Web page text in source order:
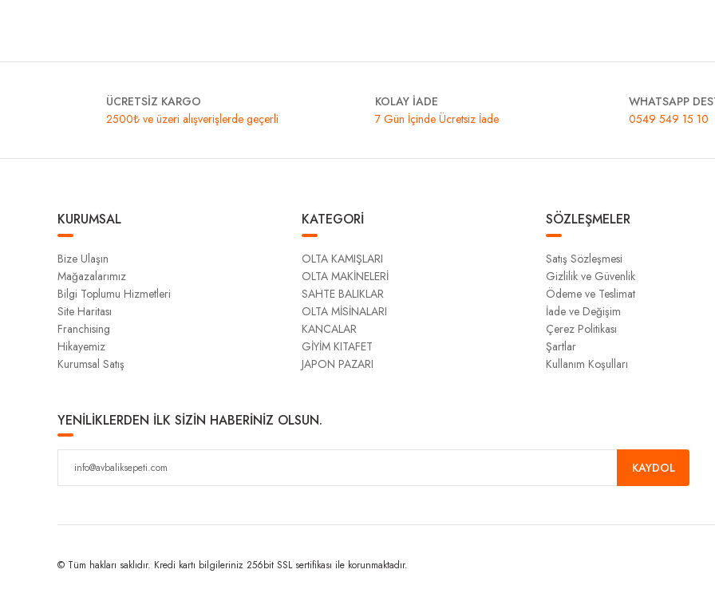
ÜCRETSİZ KARGO
2500₺ ve üzeri alışverişlerde geçerli
KOLAY İADE
7 Gün İçinde Ücretsiz İade
WHATSAPP
0549 549 15 10
KURUMSAL
Bize Ulaşın
Mağazalarımız
Bilgi Toplumu Hizmetleri
Site Haritası
Franchising
Hikayemiz
Kurumsal Satış
KATEGORİ
OLTA KAMIŞLARI
OLTA MAKİNELERİ
SAHTE BALIKLAR
OLTA MİSİNALARI
KANCALAR
GİYİM KITAFET
JAPON PAZARI
SÖZLEŞMELER
Satış Sözleşmesi
Gizlilik ve Güvenlik
Ödeme ve Teslimat
İade ve Değişim
Çerez Politikası
Şartlar
Kullanım Koşulları
YENİLİKLERDEN İLK SİZİN HABERİNİZ OLSUN.
KAYDOL
© Tüm hakları saklıdır. Kredi kartı bilgileriniz 256bit SSL sertifikası ile korunmaktadır.